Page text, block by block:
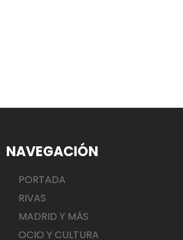
NAVEGACIÓN
PORTADA
RIVAS
MADRID Y MÁS
OCIO Y CULTURA